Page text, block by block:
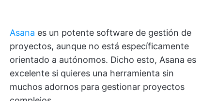
Asana es un potente software de gestión de
proyectos, aunque no está específicamente
orientado a autónomos. Dicho esto, Asana es
excelente si quieres una herramienta sin
muchos adornos para gestionar proyectos